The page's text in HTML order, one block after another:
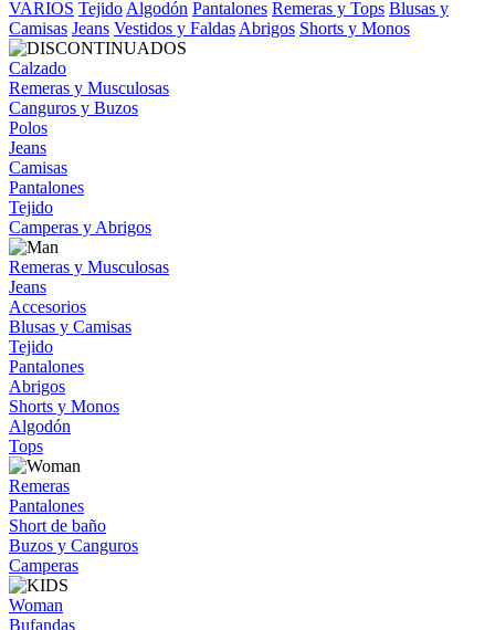
VARIOS Tejido Algodón Pantalones Remeras y Tops Blusas y
Camisas Jeans Vestidos y Faldas Abrigos Shorts y Monos
Calzado
Remeras y Musculosas
Canguros y Buzos
Polos
Jeans
Camisas
Pantalones
Tejido
Camperas y Abrigos
Remeras y Musculosas
Jeans
Accesorios
Blusas y Camisas
Tejido
Pantalones
Abrigos
Shorts y Monos
Algodón
Tops
Remeras
Pantalones
Short de baño
Buzos y Canguros
Camperas
Woman
Bufandas